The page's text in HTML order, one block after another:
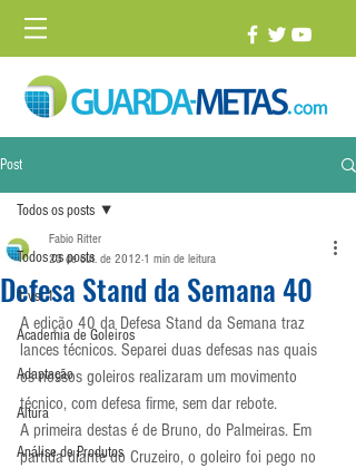
Post
Todos os posts
1 vs. 1
Academia de Goleiros
Adaptação
Altura
Análise de Produtos
Todos os posts
Defesa Stand da Semana 40
Fabio Ritter
23 de out. de 2012 1 min de leitura
A edição 40 da Defesa Stand da Semana traz
lances técnicos. Separei duas defesas nas quais
os nossos goleiros realizaram um movimento
técnico, com defesa firme, sem dar rebote.
A primeira destas é de Bruno, do Palmeiras. Em
partida diante do Cruzeiro, o goleiro foi pego no